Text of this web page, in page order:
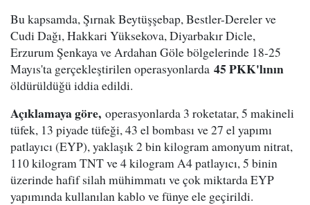
Bu kapsamda, Şırnak Beytüşşebap, Bestler-Dereler ve
Cudi Dağı, Hakkari Yüksekova, Diyarbakır Dicle,
Erzurum Şenkaya ve Ardahan Göle bölgelerinde 18-25
Mayıs'ta gerçekleştirilen operasyonlarda 45 PKK'lının
öldürüldüğü iddia edildi.
Açıklamaya göre, operasyonlarda 3 roketatar, 5 makineli
tüfek, 13 piyade tüfeği, 43 el bombası ve 27 el yapımı
patlayıcı (EYP), yaklaşık 2 bin kilogram amonyum nitrat,
110 kilogram TNT ve 4 kilogram A4 patlayıcı, 5 binin
üzerinde hafif silah mühimmatı ve çok miktarda EYP
yapımında kullanılan kablo ve fünye ele geçirildi.